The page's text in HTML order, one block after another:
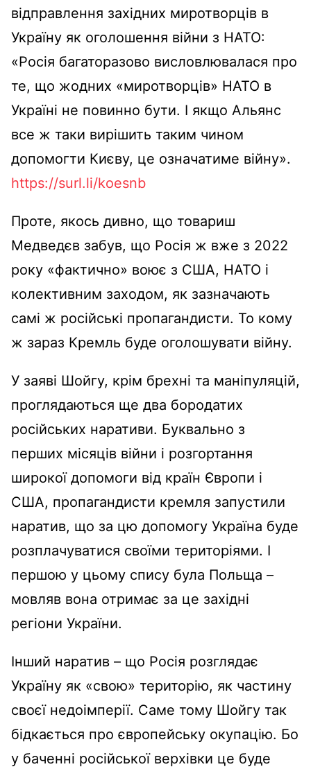
відправлення західних миротворців в
Україну як оголошення війни з НАТО:
«Росія багаторазово висловлювалася про
те, що жодних «миротворців» НАТО в
Україні не повинно бути. І якщо Альянс
все ж таки вирішить таким чином
допомогти Києву, це означатиме війну».
https://surl.li/koesnb
Проте, якось дивно, що товариш
Медведєв забув, що Росія ж вже з 2022
року «фактично» воює з США, НАТО і
колективним заходом, як зазначають
самі ж російські пропагандисти. То кому
ж зараз Кремль буде оголошувати війну.
У заяві Шойгу, крім брехні та маніпуляцій,
проглядаються ще два бородатих
російських наративи. Буквально з
перших місяців війни і розгортання
широкої допомоги від країн Європи і
США, пропагандисти кремля запустили
наратив, що за цю допомогу Україна буде
розплачуватися своїми територіями. І
першою у цьому спису була Польща –
мовляв вона отримає за це західні
регіони України.
Інший наратив – що Росія розглядає
Україну як «свою» територію, як частину
своєї недоімперії. Саме тому Шойгу так
бідкається про європейську окупацію. Бо
у баченні російської верхівки це буде